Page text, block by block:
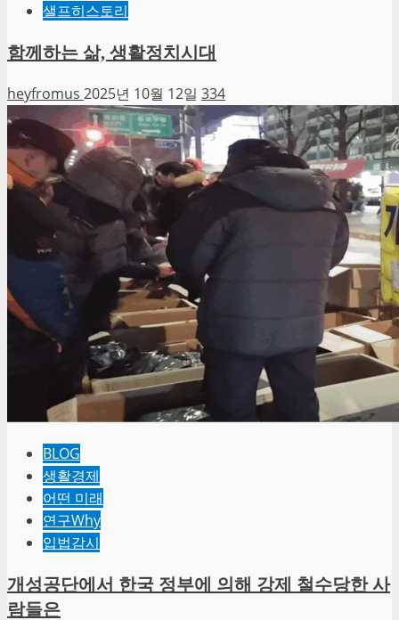
샐프히스토리
함께하는 삶, 생활정치시대
heyfromus 2025년 10월 12일 334
BLOG
생활경제
어떤 미래
연구Why
입법감시
개성공단에서 한국 정부에 의해 강제 철수당한 사
람들은